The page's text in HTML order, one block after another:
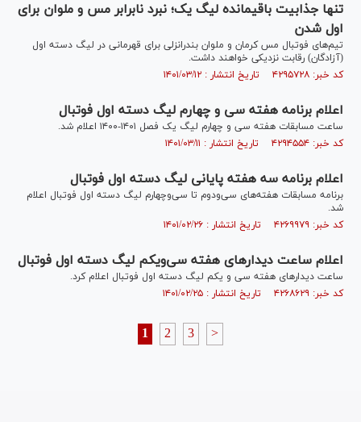
تنها جذابیت باقیمانده لیگ یک؛ نبرد نابرابر مس و ملوان برای
اول شدن
تیم‌های فوتبال مس کرمان و ملوان بندرانزلی برای قهرمانی در لیگ دسته اول
(آزادگان) رقابت نزدیکی خواهند داشت.
کد خبر: ۴۲۹۵۷۲۸ تاریخ انتشار : ۱۴۰۱/۰۳/۱۲
اعلام برنامه هفته سی و چهارم لیگ دسته اول فوتبال
ساعت مسابقات هفته سی و چهارم لیگ یک فصل ۱۴۰۱-۱۴۰۰ اعلام شد.
کد خبر: ۴۲۹۴۵۵۴ تاریخ انتشار : ۱۴۰۱/۰۳/۱۱
اعلام برنامه سه هفته پایانی لیگ دسته اول فوتبال
برنامه مسابقات هفته‌های سی‌ودوم تا سی‌وچهارم لیگ دسته اول فوتبال اعلام
شد.
کد خبر: ۴۲۶۹۹۷۹ تاریخ انتشار : ۱۴۰۱/۰۲/۲۶
اعلام ساعت دیدارهای هفته سی‌ویکم لیگ دسته اول فوتبال
ساعت دیدارهای هفته سی و یکم لیگ دسته اول فوتبال اعلام کرد.
کد خبر: ۴۲۶۸۶۲۹ تاریخ انتشار : ۱۴۰۱/۰۲/۲۵
1 2 3 >